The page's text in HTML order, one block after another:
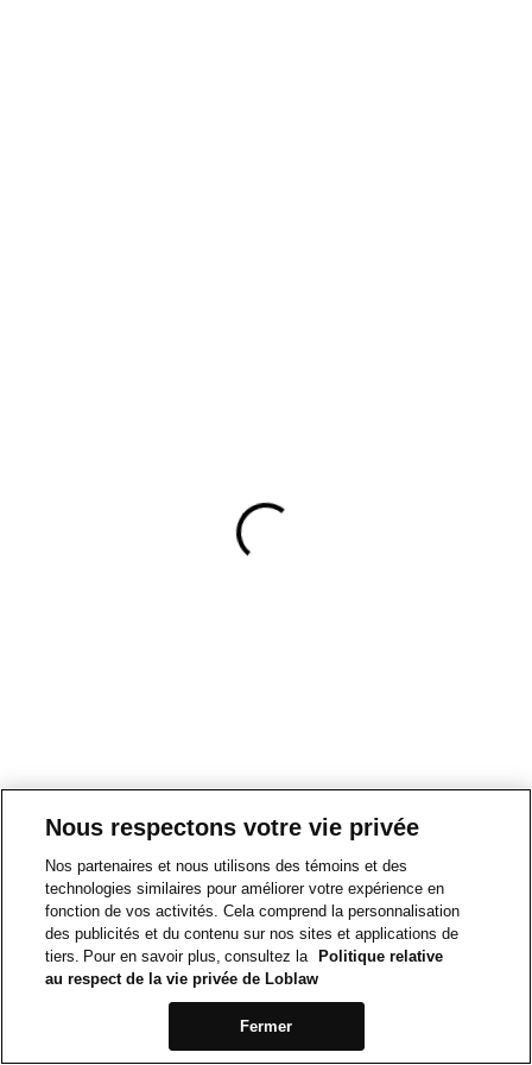
Nous respectons votre vie privée
Nos partenaires et nous utilisons des témoins et des
technologies similaires pour améliorer votre expérience en
fonction de vos activités. Cela comprend la personnalisation
des publicités et du contenu sur nos sites et applications de
tiers. Pour en savoir plus, consultez la
Politique relative
au respect de la vie privée de Loblaw
Fermer